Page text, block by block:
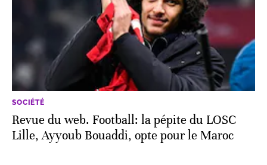
SOCIÉTÉ
Revue du web. Football: la pépite du LOSC
Lille, Ayyoub Bouaddi, opte pour le Maroc